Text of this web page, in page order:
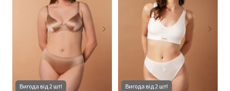
Вигода від 2 шт! Вигода від 2 шт!